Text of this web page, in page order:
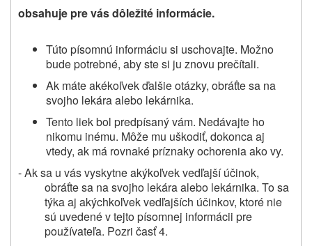
obsahuje pre vás dôležité informácie.
Túto písomnú informáciu si uschovajte. Možno
bude potrebné, aby ste si ju znovu prečítali.
Ak máte akékoľvek ďalšie otázky, obráťte sa na
svojho lekára alebo lekárnika.
Tento liek bol predpísaný vám. Nedávajte ho
nikomu inému. Môže mu uškodiť, dokonca aj
vtedy, ak má rovnaké príznaky ochorenia ako vy.
- Ak sa u vás vyskytne akýkoľvek vedľajší účinok,
obráťte sa na svojho lekára alebo lekárnika. To sa
týka aj akýchkoľvek vedľajších účinkov, ktoré nie
sú uvedené v tejto písomnej informácii pre
používateľa. Pozri časť 4.